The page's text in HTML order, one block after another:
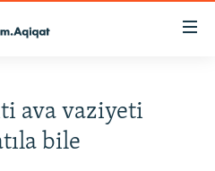
ava vaziyeti
bile